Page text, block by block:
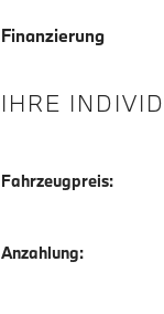
Finanzierung
IHRE
Fahrzeugpreis:
Anzahlung: